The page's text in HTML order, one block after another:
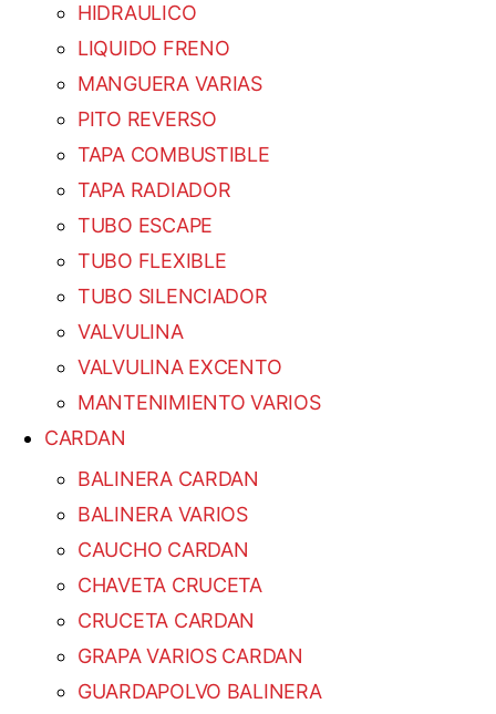
HIDRAULICO
LIQUIDO FRENO
MANGUERA VARIAS
PITO REVERSO
TAPA COMBUSTIBLE
TAPA RADIADOR
TUBO ESCAPE
TUBO FLEXIBLE
TUBO SILENCIADOR
VALVULINA
VALVULINA EXCENTO
MANTENIMIENTO VARIOS
CARDAN
BALINERA CARDAN
BALINERA VARIOS
CAUCHO CARDAN
CHAVETA CRUCETA
CRUCETA CARDAN
GRAPA VARIOS CARDAN
GUARDAPOLVO BALINERA